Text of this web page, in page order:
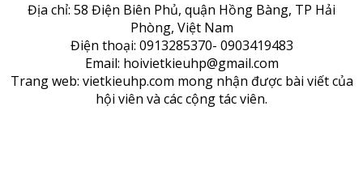
Địa chỉ: 58 Điện Biên Phủ, quận Hồng Bàng, TP Hải
Phòng, Việt Nam
Điện thoại: 0913285370- 0903419483
Email: hoivietkieuhp@gmail.com
Trang web: vietkieuhp.com mong nhận được bài viết của
hội viên và các cộng tác viên.